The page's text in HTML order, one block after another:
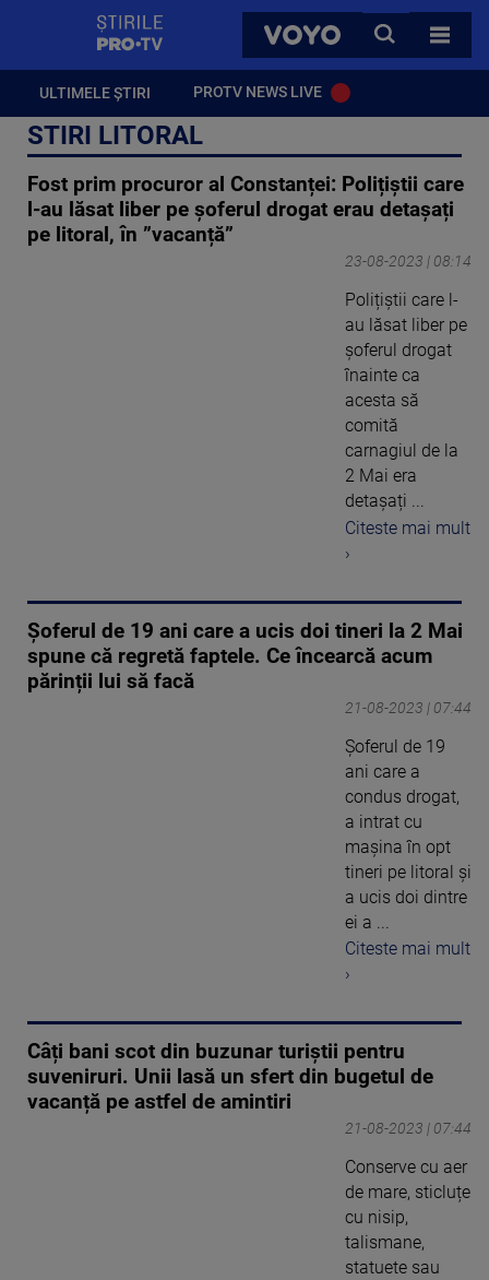
VOYO
CAUTA
TOATE
ULTIMELE ȘTIRI PROTV NEWS LIVE
STIRI LITORAL
Fost prim procuror al Constanței: Polițiștii care
l-au lăsat liber pe șoferul drogat erau detașați
pe litoral, în ”vacanță”
23-08-2023 | 08:14
Polițiștii care l-
au lăsat liber pe
șoferul drogat
înainte ca
acesta să
comită
carnagiul de la
2 Mai era
detașați ...
Citeste mai mult
›
Șoferul de 19 ani care a ucis doi tineri la 2 Mai
spune că regretă faptele. Ce încearcă acum
părinții lui să facă
21-08-2023 | 07:44
Șoferul de 19
ani care a
condus drogat,
a intrat cu
mașina în opt
tineri pe litoral și
a ucis doi dintre
ei a ...
Citeste mai mult
›
Câți bani scot din buzunar turiștii pentru
suveniruri. Unii lasă un sfert din bugetul de
vacanță pe astfel de amintiri
21-08-2023 | 07:44
Conserve cu aer
de mare, sticluțe
cu nisip,
talismane,
statuete sau